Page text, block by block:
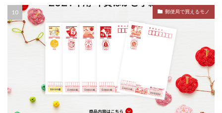
郵便局で買えるモノ